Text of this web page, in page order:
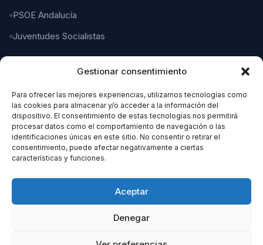
Gestionar consentimiento
Para ofrecer las mejores experiencias, utilizamos tecnologías como
las cookies para almacenar y/o acceder a la información del
dispositivo. El consentimiento de estas tecnologías nos permitirá
procesar datos como el comportamiento de navegación o las
identificaciones únicas en este sitio. No consentir o retirar el
consentimiento, puede afectar negativamente a ciertas
características y funciones.
Aceptar
Denegar
PSOE Andalucía
Juventudes Socialistas
C/ Gaspar del Pino, 4
11004 Cádiz
956 21 21 21